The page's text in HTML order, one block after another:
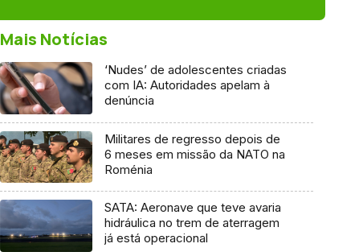
Mais Notícias
‘Nudes’ de adolescentes criadas
com IA: Autoridades apelam à
denúncia
Militares de regresso depois de
6 meses em missão da NATO na
Roménia
SATA: Aeronave que teve avaria
hidráulica no trem de aterragem
já está operacional